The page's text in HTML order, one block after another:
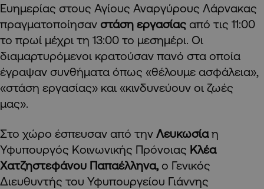
Ευημερίας στους Αγίους Αναργύρους Λάρνακας
πραγματοποίησαν στάση εργασίας από τις 11:00
το πρωί μέχρι τη 13:00 το μεσημέρι. Οι
διαμαρτυρόμενοι κρατούσαν πανό στα οποία
έγραψαν συνθήματα όπως «θέλουμε ασφάλεια»,
«στάση εργασίας» και «κινδυνεύουν οι ζωές
μας».
Στο χώρο έσπευσαν από την Λευκωσίαη
Υφυπουργός Κοινωνικής Πρόνοιας Κλέα
Χατζηστεφάνου Παπαέλληνα, ο Γενικός
Διευθυντής του Υφυπουργείου Γιάννης